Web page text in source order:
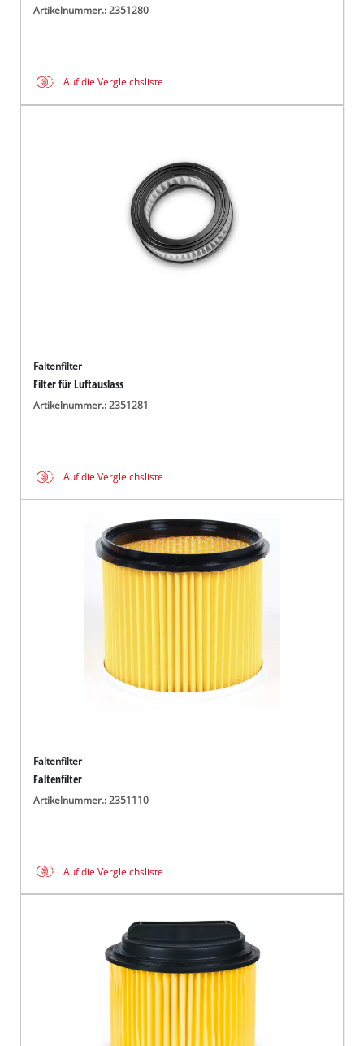
Artikelnummer.: 2351280
Auf die Vergleichsliste
Faltenfilter
Filter für Luftauslass
Artikelnummer.: 2351281
Auf die Vergleichsliste
Faltenfilter
Faltenfilter
Artikelnummer.: 2351110
Auf die Vergleichsliste